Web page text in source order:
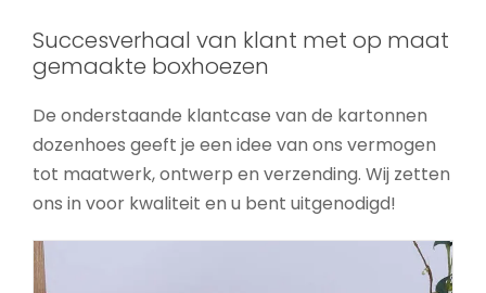
Succesverhaal van klant met op maat
gemaakte boxhoezen
De onderstaande klantcase van de kartonnen
dozenhoes geeft je een idee van ons vermogen
tot maatwerk, ontwerp en verzending. Wij zetten
ons in voor kwaliteit en u bent uitgenodigd!
Op maat bedrukte boxhoes
Doosmouwen